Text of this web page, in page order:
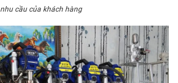
nhu cầu của khách hàng